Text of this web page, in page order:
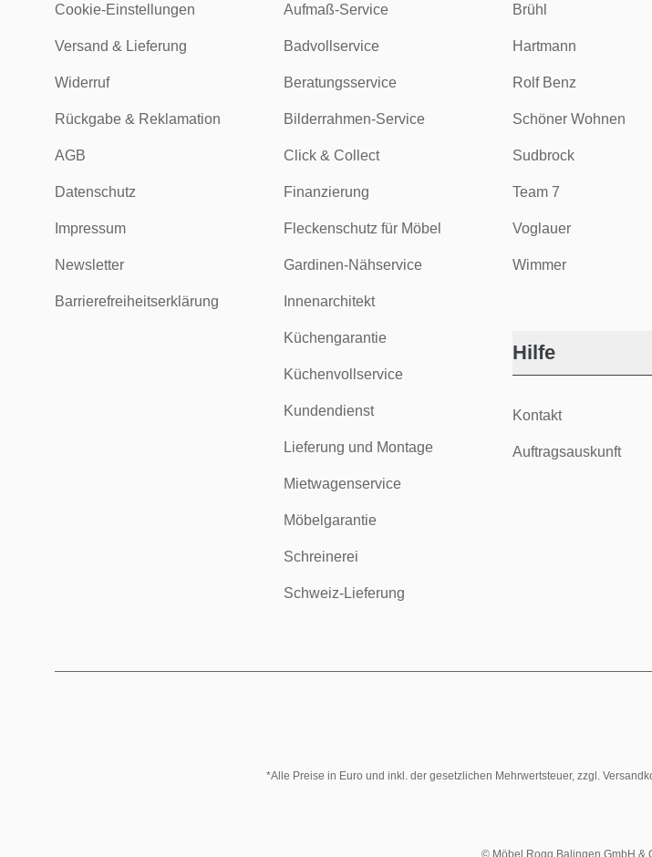
Cookie-Einstellungen
Versand & Lieferung
Widerruf
Rückgabe & Reklamation
AGB
Datenschutz
Impressum
Newsletter
Barrierefreiheitserklärung
Aufmaß-Service
Badvollservice
Beratungsservice
Bilderrahmen-Service
Click & Collect
Finanzierung
Fleckenschutz für Möbel
Gardinen-Nähservice
Innenarchitekt
Küchengarantie
Küchenvollservice
Kundendienst
Lieferung und Montage
Mietwagenservice
Möbelgarantie
Schreinerei
Schweiz-Lieferung
Brühl
Hartmann
Rolf Benz
Schöner Wohnen
Sudbrock
Team 7
Voglauer
Wimmer
Hilfe
Kontakt
Auftragsauskunft
*Alle Preise in Euro und inkl. der gesetzlichen Mehrwertsteuer, zzgl.